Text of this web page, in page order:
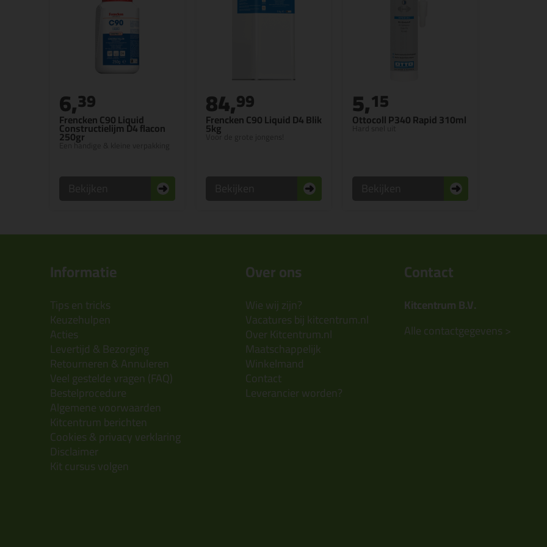
Frencken C90 Liquid
Constructielijm D4 flacon
250gr
Een handige & kleine verpakking
6,39
Frencken C90 Liquid D4 Blik
5kg
Voor de grote jongens!
84,99
Ottocoll P340 Rapid 310ml
Hard snel uit
5,15
Informatie
Tips en tricks
Keuzehulpen
Acties
Levertijd & Bezorging
Retourneren & Annuleren
Veel gestelde vragen (FAQ)
Bestelprocedure
Algemene voorwaarden
Kitcentrum berichten
Cookies & privacy verklaring
Disclaimer
Kit cursus volgen
Over ons
Wie wij zijn?
Vacatures bij kitcentrum.nl
Over Kitcentrum.nl
Maatschappelijk
Winkelmand
Contact
Leverancier worden?
Contact
Kitcentrum B.V.
Alle contactgegevens >